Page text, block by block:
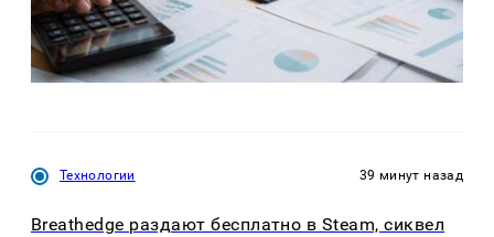
Технологии 39 минут назад
Breathedge раздают бесплатно в Steam, сиквел